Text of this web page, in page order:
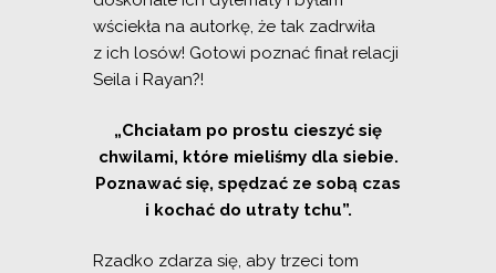
wściekła na autorkę, że tak zadrwiła
z ich losów! Gotowi poznać finał relacji
Seila i Rayan?!
„Chciałam po prostu cieszyć się
chwilami, które mieliśmy dla siebie.
Poznawać się, spędzać ze sobą czas
i kochać do utraty tchu”.
Rzadko zdarza się, aby trzeci tom